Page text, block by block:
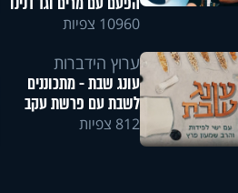
10960 צפיות
ערוץ הידברות
עונג שבת - מתכוננים
לשבת עם פרשת עקב
812 צפיות